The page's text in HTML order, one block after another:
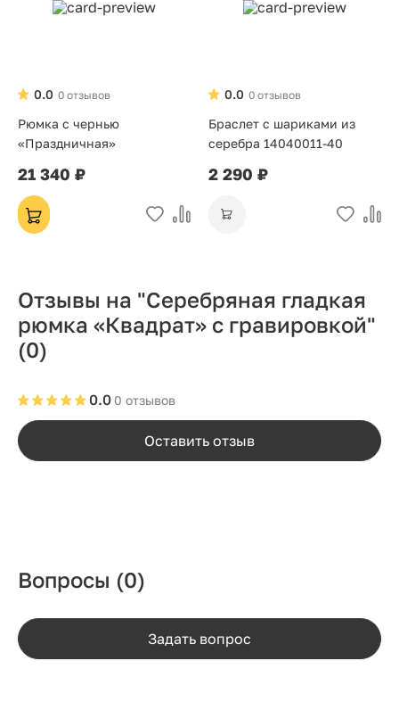
0 отзывов
0.0
Рюмка с чернью
«Праздничная»
21 340 ₽
0 отзывов
0.0
Браслет с шариками из
серебра 14040011-40
2 290 ₽
Отзывы на "Серебряная гладкая
рюмка «Квадрат» с гравировкой"
(0)
0 отзывов
0.0
Оставить отзыв
Вопросы (0)
Задать вопрос